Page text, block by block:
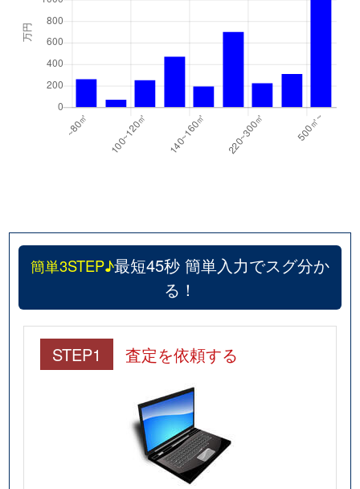
簡単3STEP♪最短45秒 簡単入力でスグ分か
る！
STEP1 査定を依頼する